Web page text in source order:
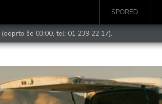
SPORED
(odprto še 03:00, tel: 01 239 22 17).